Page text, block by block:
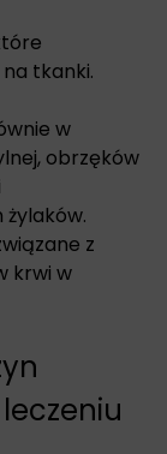
tkanki.
w
obrzęków
z
krwi w